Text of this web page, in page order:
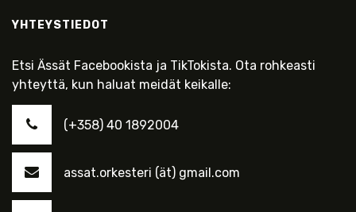
YHTEYSTIEDOT
Etsi Ässät Facebookista ja TikTokista. Ota rohkeasti
yhteyttä, kun haluat meidät keikalle:
(+358) 40 1892004
assat.orkesteri (ät) gmail.com